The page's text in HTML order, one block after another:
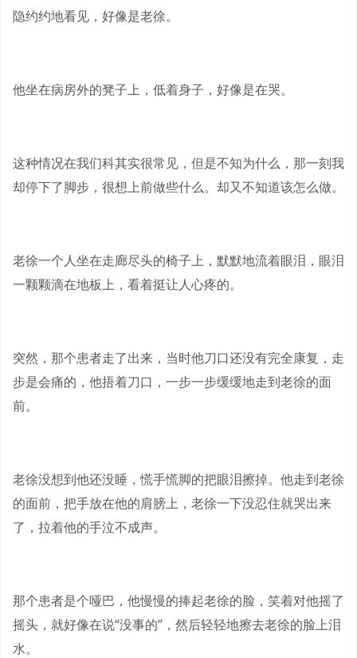
隐约约地看见，好像是老徐。
他坐在病房外的凳子上，低着身子，好像是在哭。
这种情况在我们科其实很常见，但是不知为什么，那一刻我
却停下了脚步，很想上前做些什么。却又不知道该怎么做。
老徐一个人坐在走廊尽头的椅子上，默默地流着眼泪，眼泪
一颗颗滴在地板上，看着挺让人心疼的。
突然，那个患者走了出来，当时他刀口还没有完全康复，走
步是会痛的，他捂着刀口，一步一步缓缓地走到老徐的面
前。
老徐没想到他还没睡，慌手慌脚的把眼泪擦掉。他走到老徐
的面前，把手放在他的肩膀上，老徐一下没忍住就哭出来
了，拉着他的手泣不成声。
那个患者是个哑巴，他慢慢的捧起老徐的脸，笑着对他摇了
摇头，就好像在说“没事的”，然后轻轻地擦去老徐的脸上泪
水。